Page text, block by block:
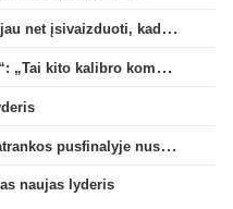
M. Capanas: „Prieš pusmetį negalėjau net įsivaizduoti, kad žaisime prieš „Hajduk“
A. Skerla prieš dvikovą su „Hajduk“: „Tai kito kalibro komanda“
Persvaros neišsaugojusi „Gintra“ atrankos pusfinalyje nusileido Škotijos čempionėms
naujas lyderis